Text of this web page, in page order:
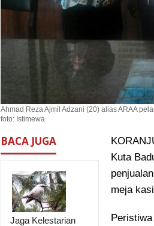
Ahmad Reza Ajmil Adzani (20) alias ARAA
foto: Istimewa
BACA JUGA
Jaga Kelestarian
Kuta
meja